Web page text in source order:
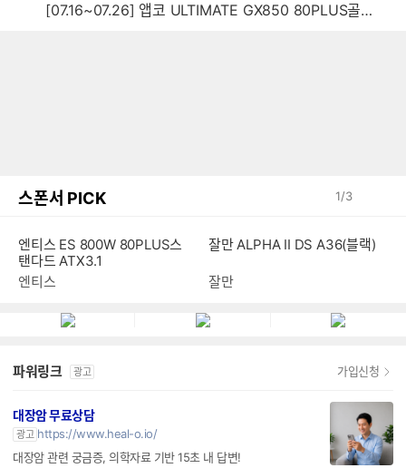
[07.16~07.26] 앱코 ULTIMATE GX850 80PLUS골드 풀모듈러 ATX3.0 블랙
스폰서 PICK 1/3
엔티스 ES 800W 80PLUS스
탠다드 ATX3.1
엔티스
잘만 ALPHA II DS A36(블랙)
잘만
파워링크 광고 가입신청
대장암 무료상담
광고 https://www.heal-o.io/
대장암 관련 궁금증, 의학자료 기반 15초 내 답변!